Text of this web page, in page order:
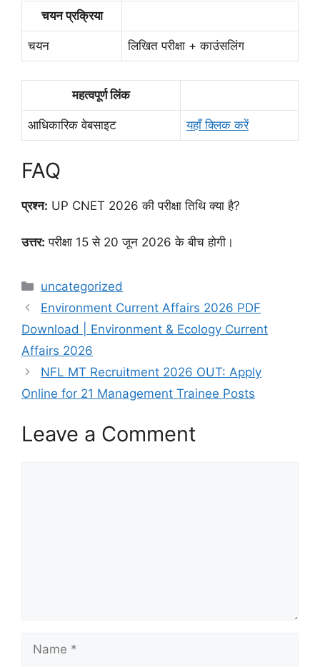
चयन प्रक्रिया
चयन लिखित परीक्षा + काउंसलिंग
महत्वपूर्ण लिंक
आधिकारिक वेबसाइट यहाँ क्लिक करें
FAQ
प्रश्न: UP CNET 2026 की परीक्षा तिथि क्या है?
उत्तर: परीक्षा 15 से 20 जून 2026 के बीच होगी।
uncategorized
Environment Current Affairs 2026 PDF
Download | Environment & Ecology Current
Affairs 2026
NFL MT Recruitment 2026 OUT: Apply
Online for 21 Management Trainee Posts
Leave a Comment